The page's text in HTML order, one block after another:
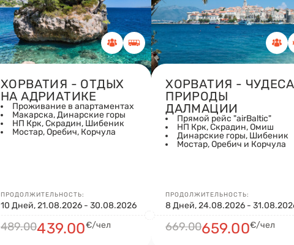
ХОРВАТИЯ - ОТДЫХ
НА АДРИАТИКЕ
Проживание в апартаментах
Макарска, Динарские горы
НП Крк, Скрадин, Шибеник
Мостар, Оребич, Корчула
ПРОДОЛЖИТЕЛЬНОСТЬ:
10 Дней, 21.08.2026 - 30.08.2026
489.00439.00€/чел
ХОРВАТИЯ - ЧУДЕСА
ПРИРОДЫ
ДАЛМАЦИИ
Прямой рейс "airBaltic"
НП Крк, Скрадин, Омиш
Динарские горы, Шибеник
Мостар, Оребич и Корчула
ПРОДОЛЖИТЕЛЬНОСТЬ:
8 Дней, 24.08.2026 -
669.00659.00€/чел